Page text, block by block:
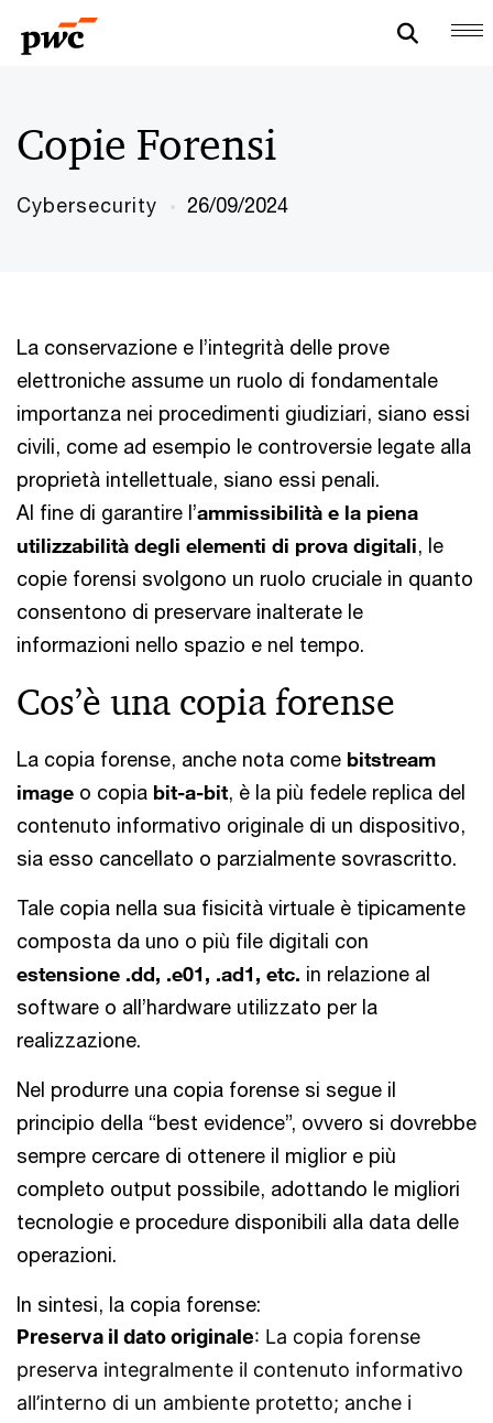
Copie Forensi
Cybersecurity 26/09/2024
La conservazione e l’integrità delle prove
elettroniche assume un ruolo di fondamentale
importanza nei procedimenti giudiziari, siano essi
civili, come ad esempio le controversie legate alla
proprietà intellettuale, siano essi penali.
Al fine di garantire l’ammissibilità e la piena
utilizzabilità degli elementi di prova digitali, le
copie forensi svolgono un ruolo cruciale in quanto
consentono di preservare inalterate le
informazioni nello spazio e nel tempo.
Cos’è una copia forense
La copia forense, anche nota come bitstream
image o copia bit-a-bit, è la più fedele replica del
contenuto informativo originale di un dispositivo,
sia esso cancellato o parzialmente sovrascritto.
Tale copia nella sua fisicità virtuale è tipicamente
composta da uno o più file digitali con
estensione .dd, .e01, .ad1, etc. in relazione al
software o all’hardware utilizzato per la
realizzazione.
Nel produrre una copia forense si segue il
principio della “best evidence”, ovvero si dovrebbe
sempre cercare di ottenere il miglior e più
completo output possibile, adottando le migliori
tecnologie e procedure disponibili alla data delle
operazioni.
In sintesi, la copia forense:
Preserva il dato originale: La copia forense
preserva integralmente il contenuto informativo
all’interno di un ambiente protetto; anche i